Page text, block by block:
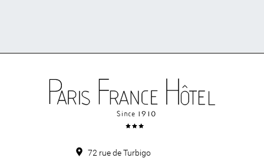
72 rue de Turbigo